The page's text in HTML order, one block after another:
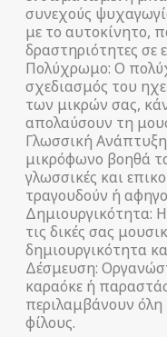
συνεχούς
με το αυτοκίνητο,
δραστηριότητες σε
Πολύχρωμο: Ο
σχεδιασμός του
των μικρών σας,
απολαύσουν τη
Γλωσσική
μικρόφωνο βοηθά
γλωσσικές και
τραγουδούν ή
Δημιουργικότητα:
τις δικές σας
δημιουργικότητα
Δέσμευση:
καραόκε ή
περιλαμβάνουν όλη
φίλους.